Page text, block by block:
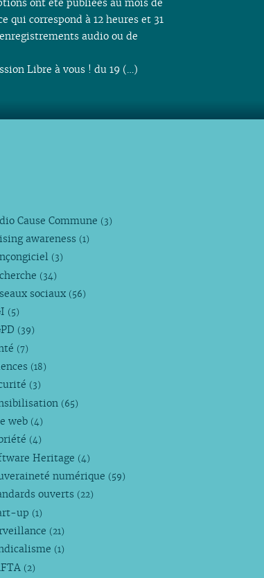
qui correspond à 12 heures et 31
audio ou de
Libre à vous ! du 19 (…)
Cause Commune (3)
awareness (1)
(3)
(34)
sociaux (56)
(5)
(39)
(7)
(18)
(3)
(65)
web (4)
(4)
Heritage (4)
numérique (59)
ouverts (22)
up (1)
(21)
(1)
(2)